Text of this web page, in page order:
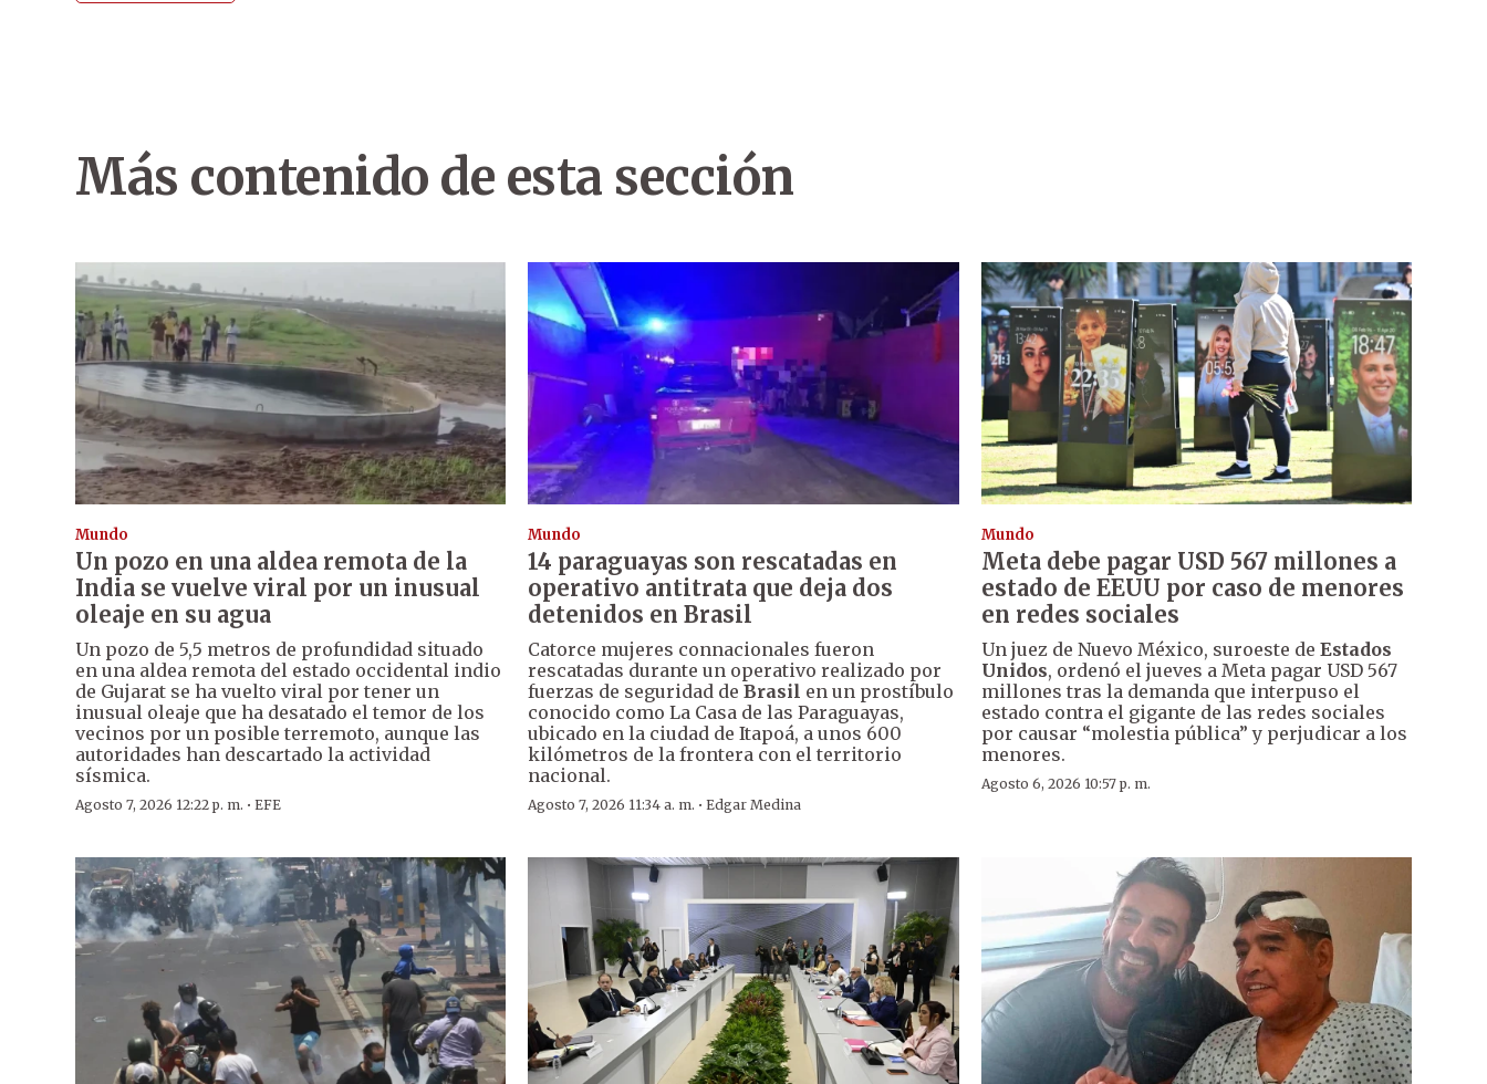
Más contenido de esta sección
Mundo
Un pozo en una aldea remota de la
India se vuelve viral por un inusual
oleaje en su agua
Un pozo de 5,5 metros de profundidad situado
en una aldea remota del estado occidental indio
de Gujarat se ha vuelto viral por tener un
inusual oleaje que ha desatado el temor de los
vecinos por un posible terremoto, aunque las
autoridades han descartado la actividad
sísmica.
Agosto 7, 2026 12:22 p. m. · EFE
Mundo
14 paraguayas son rescatadas en
operativo antitrata que deja dos
detenidos en Brasil
Catorce mujeres connacionales fueron
rescatadas durante un operativo realizado por
fuerzas de seguridad deBrasil en un prostíbulo
conocido como La Casa de las Paraguayas,
ubicado en la ciudad de Itapoá, a unos 600
kilómetros de la frontera con el territorio
nacional.
Agosto 7, 2026 11:34 a. m. ·Edgar Medina
Mundo
Meta debe pagar USD 567 millones a
estado de EEUU por caso de menores
en redes sociales
Un juez de Nuevo México, suroeste de Estados
Unidos, ordenó el jueves a Meta pagar USD 567
millones tras la demanda que interpuso el
estado contra el gigante de las redes sociales
por causar “molestia pública” y perjudicar a los
menores.
Agosto 6, 2026 10:57 p. m.